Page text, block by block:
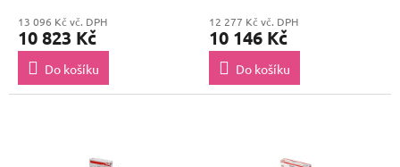
13 096 Kč vč. DPH
10 823 Kč
Do košíku
12 277 Kč vč. DPH
10 146 Kč
Do košíku